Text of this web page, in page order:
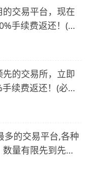
交易平台，现在
手续费返还！(必
的交易所，立即
续费返还！(必备
多的交易平台,各种
量有限先到先